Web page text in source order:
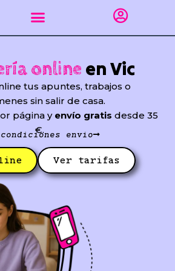
online en Vic
tus apuntes, trabajos o
sin salir de casa.
página y envío gratis desde 35
€.
envío
Ver tarifas